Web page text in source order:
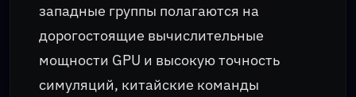
западные группы полагаются на
дорогостоящие вычислительные
мощности GPU и высокую точность
симуляций, китайские команды